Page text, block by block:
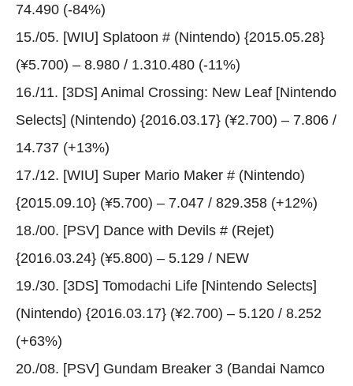
74.490 (-84%)
15./05. [WIU] Splatoon # (Nintendo) {2015.05.28}
(¥5.700) – 8.980 / 1.310.480 (-11%)
16./11. [3DS] Animal Crossing: New Leaf [Nintendo
Selects] (Nintendo) {2016.03.17} (¥2.700) – 7.806 /
14.737 (+13%)
17./12. [WIU] Super Mario Maker # (Nintendo)
{2015.09.10} (¥5.700) – 7.047 / 829.358 (+12%)
18./00. [PSV] Dance with Devils # (Rejet)
{2016.03.24} (¥5.800) – 5.129 / NEW
19./30. [3DS] Tomodachi Life [Nintendo Selects]
(Nintendo) {2016.03.17} (¥2.700) – 5.120 / 8.252
(+63%)
20./08. [PSV] Gundam Breaker 3 (Bandai Namco